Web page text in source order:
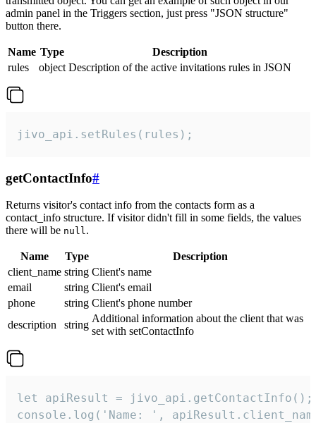
admin panel in the Triggers section, just press "JSON structure"
button there.
Name Type
Description
rules
object Description of the active invitations rules in JSON
jivo_api.setRules(rules);
getContactInfo#
Returns visitor's contact info from the contacts form as a
contact_info structure. If visitor didn't fill in some fields, the values
there will be null.
Name Type
Description
client_name string Client's name
email
string Client's email
phone
string Client's phone number
description
string
Additional information about the client that was
set with setContactInfo
let apiResult = jivo_api.getContactInfo();
console.log('Name: ',